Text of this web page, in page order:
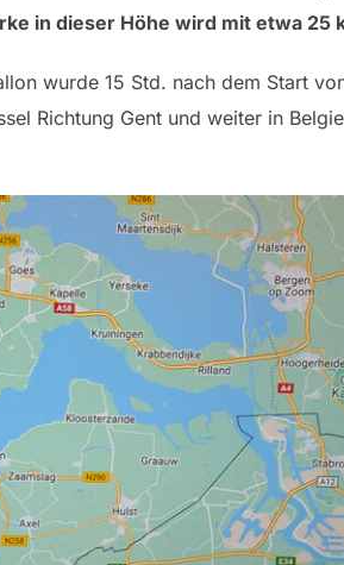
in dieser Höhe wird mit etwa 25
wurde 15 Std. nach dem Start
Richtung Gent und weiter in